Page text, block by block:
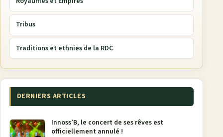
Tribus
Traditions et ethnies de la RDC
DERNIERS ARTICLES
Innoss’B, le concert de ses rêves est
officiellement annulé !